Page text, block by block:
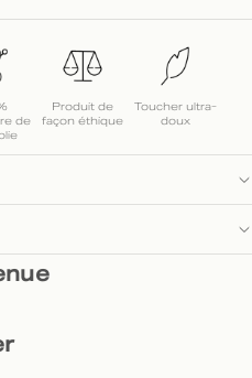
de
Produit de
façon éthique
Toucher ultra-
doux